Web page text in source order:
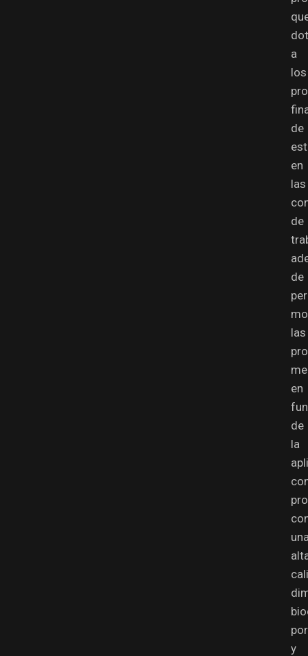
a
los
de
en
las
de
de
las
en
de
la
y